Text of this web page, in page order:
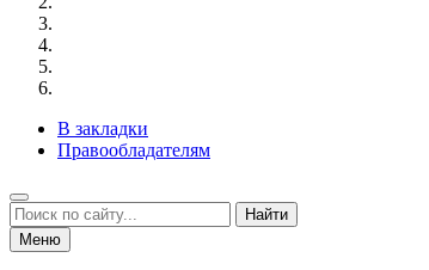
В закладки
Правообладателям
Найти
Меню